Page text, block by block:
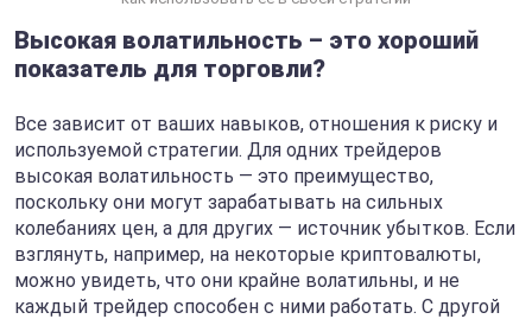
Высокая волатильность – это хороший
показатель для торговли?
Все зависит от ваших навыков, отношения к риску и
используемой стратегии. Для одних трейдеров
высокая волатильность — это преимущество,
поскольку они могут зарабатывать на сильных
колебаниях цен, а для других — источник убытков. Если
взглянуть, например, на некоторые криптовалюты,
можно увидеть, что они крайне волатильны, и не
каждый трейдер способен с ними работать. С другой